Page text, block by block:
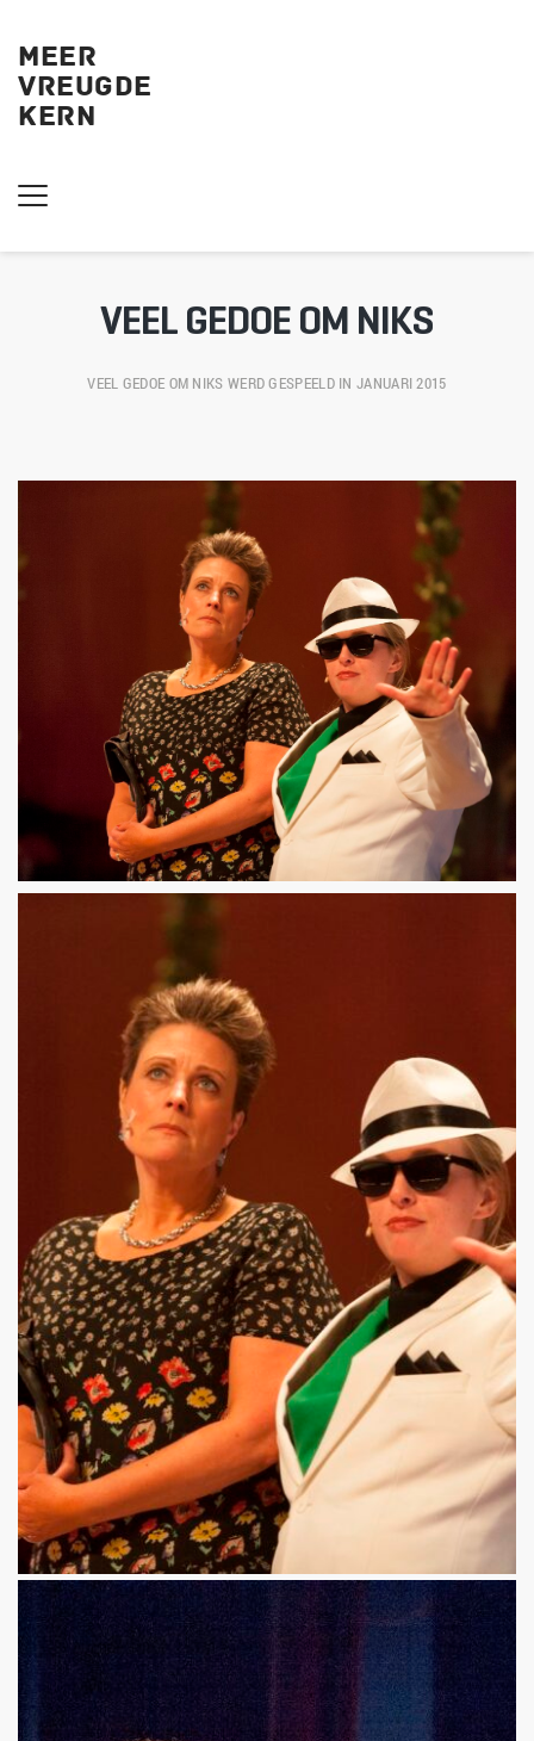
MEER
VREUGDE
KERN
VEEL GEDOE OM NIKS
VEEL GEDOE OM NIKS WERD GESPEELD IN JANUARI 2015